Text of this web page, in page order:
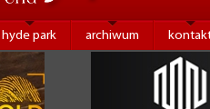
hyde park archiwum